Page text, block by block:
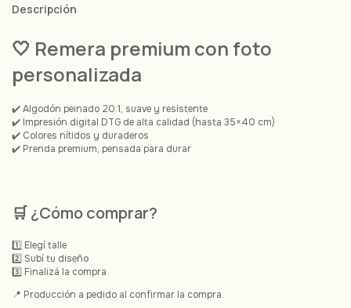
Descripción
🤍 Remera premium con foto
personalizada
✔️ Algodón peinado 20.1, suave y resistente
✔️ Impresión digital DTG de alta calidad (hasta 35×40 cm)
✔️ Colores nítidos y duraderos
✔️ Prenda premium, pensada para durar
🛒 ¿Cómo comprar?
1️⃣ Elegí talle
2️⃣ Subí tu diseño
3️⃣ Finalizá la compra
📍 Producción a pedido al confirmar la compra.